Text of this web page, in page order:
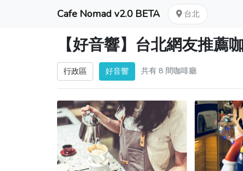
Cafe Nomad v2.0 BETA 台北
【好音響】台北網友推薦
行政區 好音響 共有 8 間咖啡廳